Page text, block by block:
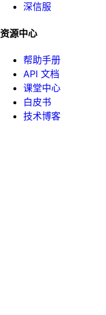
深信服
资源中心
帮助手册
API 文档
课堂中心
白皮书
技术博客